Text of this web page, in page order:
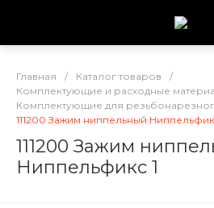
Главная / Каталог товаров
/
Комплектующие и расходные
Комплектующие для
111200 Зажим ниппельный
111200 Зажим
Ниппельфикс 1